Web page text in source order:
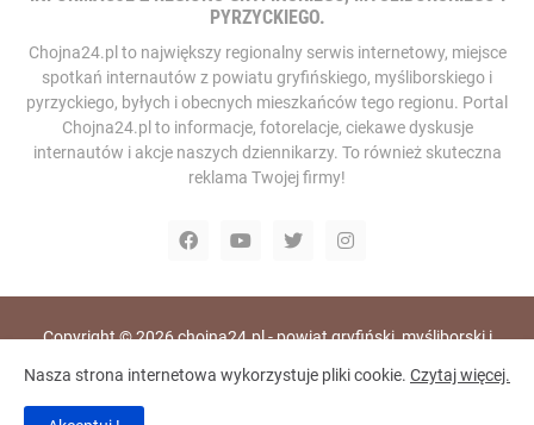
PYRZYCKIEGO.
Chojna24.pl to największy regionalny serwis internetowy, miejsce
spotkań internautów z powiatu gryfińskiego, myśliborskiego i
pyrzyckiego, byłych i obecnych mieszkańców tego regionu. Portal
Chojna24.pl to informacje, fotorelacje, ciekawe dyskusje
internautów i akcje naszych dziennikarzy. To również skuteczna
reklama Twojej firmy!
Copyright ©2026chojna24.pl - powiat gryfiński, myśliborski i
Nasza strona internetowa wykorzystuje pliki cookie. Czytaj więcej.